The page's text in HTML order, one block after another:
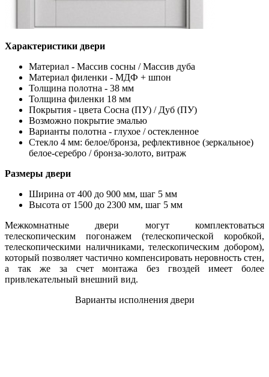
Характеристики двери
Материал - Массив сосны / Массив дуба
Материал филенки - МДФ + шпон
Толщина полотна - 38 мм
Толщина филенки 18 мм
Покрытия - цвета Сосна (ПУ) / Дуб (ПУ)
Возможно покрытие эмалью
Варианты полотна - глухое / остекленное
Стекло 4 мм: белое/бронза, рефлективное (зеркальное)
белое-серебро / бронза-золото, витраж
Размеры двери
Ширина от 400 до 900 мм, шаг 5 мм
Высота от 1500 до 2300 мм, шаг 5 мм
Межкомнатные двери могут комплектоваться
телескопическим погонажем (телескопической коробкой,
телескопическими наличниками, телескопическим добором),
который позволяет частично компенсировать неровность стен,
а так же за счет монтажа без гвоздей имеет более
привлекательный внешний вид.
Варианты исполнения двери